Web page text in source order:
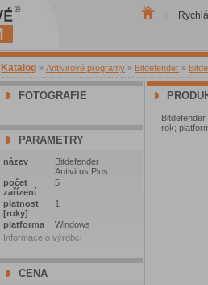
Katalog » Antivirové programy » Bitdefender »
FOTOGRAFIE
PARAMETRY
název
Bitdefender
Antivirus Plus
počet
zařízení
5
platnost
[roky]
1
platforma
Windows
Informace o výrobci
CENA
rok;